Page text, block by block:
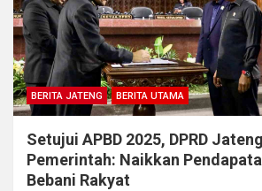
BERITA JATENG BERITA UTAMA
Setujui APBD 2025, DPRD
Pemerintah: Naikkan
Bebani Rakyat